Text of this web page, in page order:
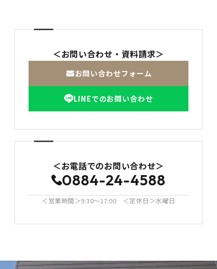
＜お問い合わせ・資料請求＞
お問い合わせフォーム
LINEでのお問い合わせ
＜お電話でのお問い合わせ＞
0884-24-4588
＜営業時間＞9:30〜17:00 ＜定休日＞水曜日